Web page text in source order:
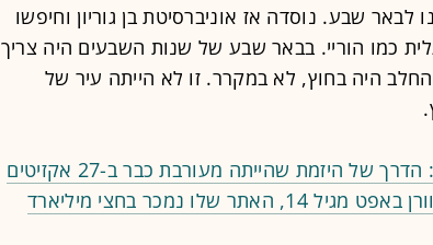
שבע. נוסדה אז אוניברסיטת בן גוריון וחיפשו
כמו הוריי. בבאר שבע של שנות השבעים היה צריך
היה בחוץ, לא במקרר. זו לא הייתה עיר של
של היזמת שהייתה מעורבת כבר ב-27 אקזיטים
פורטפוליו | הוא משקיע לפי וורן באפט מגיל 14, האתר שלו נמכר בחצי מיליארד